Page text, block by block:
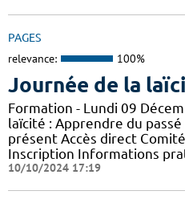
PAGES
relevance: 100%
Journée de la
Formation - Lundi 09
laïcité : Apprendre du
présent Accès direct
Inscription Informations
10/10/2024 17:19